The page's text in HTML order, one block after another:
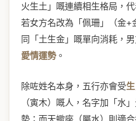
火生土」嘅連續相生格局，
若女方名改為「佩珊」（金+
同「土生金」嘅單向消耗，
愛情運勢。
除咗姓名本身，五行亦會受
（寅木）嘅人，名字加「水